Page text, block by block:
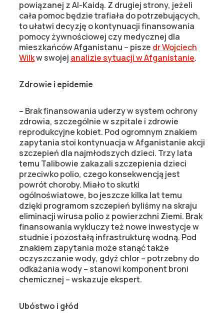
powiązanej z Al-Kaidą. Z drugiej strony, jeżeli
cała pomoc będzie trafiała do potrzebujących,
to ułatwi decyzję o kontynuacji finansowania
pomocy żywnościowej czy medycznej dla
mieszkańców Afganistanu – pisze dr Wojciech
Wilkw swojej analizie sytuacji w Afganistanie.
Zdrowie i epidemie
– Brak finansowania uderzy w system ochrony
zdrowia, szczególnie w szpitale i zdrowie
reprodukcyjne kobiet. Pod ogromnym znakiem
zapytania stoi kontynuacja w Afganistanie akcji
szczepień dla najmłodszych dzieci. Trzy lata
temu Talibowie zakazali szczepienia dzieci
przeciwko polio, czego konsekwencją jest
powrót choroby. Miało to skutki
ogólnoświatowe, bo jeszcze kilka lat temu
dzięki programom szczepień byliśmy na skraju
eliminacji wirusa polio z powierzchni Ziemi. Brak
finansowania wykluczy też nowe inwestycje w
studnie i pozostałą infrastrukturę wodną. Pod
znakiem zapytania może stanąć także
oczyszczanie wody, gdyż chlor – potrzebny do
odkażania wody – stanowi komponent broni
chemicznej – wskazuje ekspert.
Ubóstwo i głód